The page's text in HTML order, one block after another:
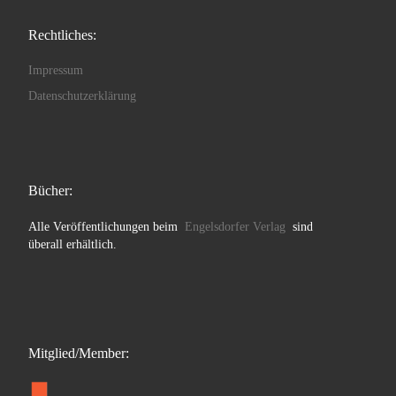
Rechtliches:
Impressum
Datenschutzerklärung
Bücher:
Alle Veröffentlichungen beim Engelsdorfer Verlag sind
überall erhältlich.
Mitglied/Member: